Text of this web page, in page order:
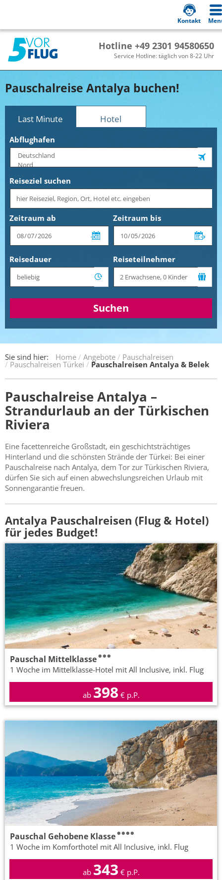
Hotline +49 2301 94580650
Service Hotline: täglich von 8-22 Uhr
Kontakt
Pauschalreise Antalya buchen!
Last Minute Hotel
Abflughafen
Reiseziel suchen
Zeitraum ab Zeitraum bis
Reisedauer Reiseteilnehmer
Suchen
Sie sind hier: Home Angebote Pauschalreisen
Pauschalreisen Türkei Pauschalreisen Antalya & Belek
Pauschalreise Antalya –
Strandurlaub an der Türkischen
Riviera
Eine facettenreiche Großstadt, ein geschichtsträchtiges
Hinterland und die schönsten Strände der Türkei: Bei einer
Pauschalreise nach Antalya, dem Tor zur Türkischen Riviera,
dürfen Sie sich auf einen abwechslungsreichen Urlaub mit
Sonnengarantie freuen.
Antalya Pauschalreisen (Flug & Hotel)
für jedes Budget!
Pauschal Mittelklasse
1 Woche im Mittelklasse-Hotel mit All Inclusive, inkl. Flug
ab 398 € p.P.
Pauschal Gehobene Klasse
1 Woche im Komforthotel mit All Inclusive, inkl. Flug
ab 343 € p.P.